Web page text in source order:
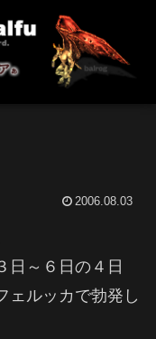
2006.08.03
日～６日の４日
ェルッカで勃発し